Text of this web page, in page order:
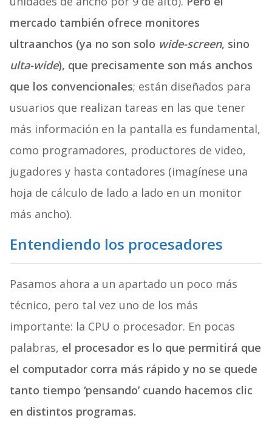
mercado también ofrece monitores
ultraanchos (ya no son solo wide-screen, sino
ulta-wide), que precisamente son más anchos
que los convencionales; están diseñados para
usuarios que realizan tareas en las que tener
más información en la pantalla es fundamental,
como programadores, productores de video,
jugadores y hasta contadores (imagínese una
hoja de cálculo de lado a lado en un monitor
más ancho).
Entendiendo los procesadores
Pasamos ahora a un apartado un poco más
técnico, pero tal vez uno de los más
importante: la CPU o procesador. En pocas
palabras, el procesador es lo que permitirá que
el computador corra más rápido y no se quede
tanto tiempo ‘pensando’ cuando hacemos clic
en distintos programas.